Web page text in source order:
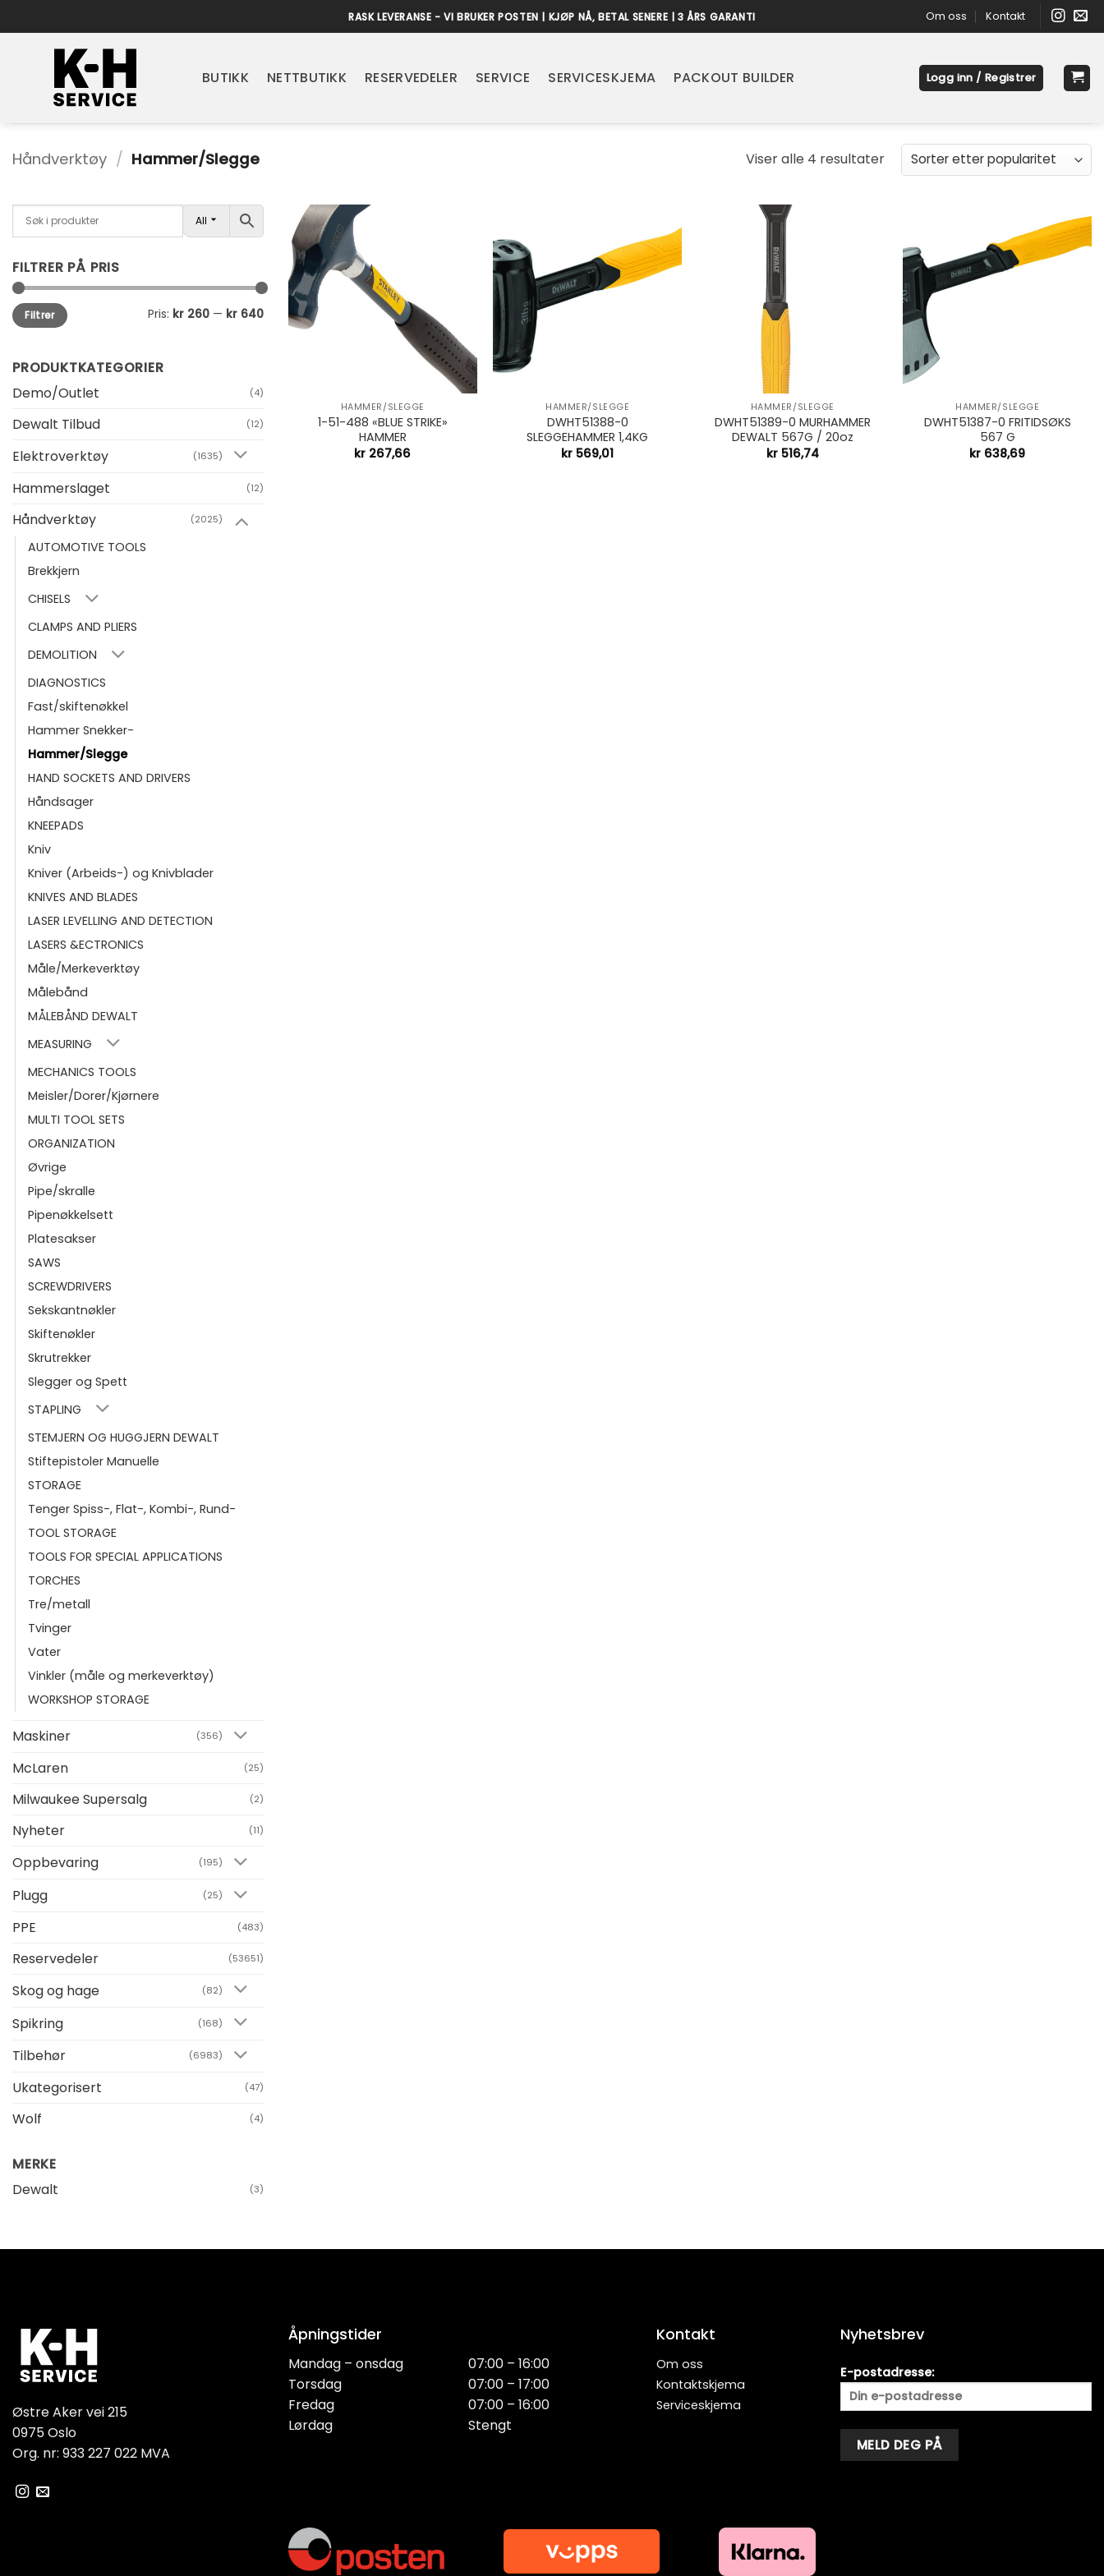
to
RASK LEVERANSE - VI BRUKER POSTEN | KJØP NÅ, BETAL SENERE | 3 ÅRS GARANTI Om oss Kontakt
BUTIKK NETTBUTIKK RESERVEDELER SERVICE SERVICESKJEMA PACKOUT BUILDER Logg inn / Registrer
Håndverktøy / Hammer/Slegge Viser alle 4 resultaterSortert
etter
All
FILTRER PÅ PRIS
Min.
pris
Makspris
Filtrer Pris: kr 260 — kr 640
PRODUKTKATEGORIER
Demo/Outlet
(4)
Dewalt Tilbud (12)
Elektroverktøy (1635)
Hammerslaget (12)
Håndverktøy (2025)
AUTOMOTIVE TOOLS
Brekkjern
CHISELS
CLAMPS AND PLIERS
DEMOLITION
DIAGNOSTICS
Fast/skiftenøkkel
Hammer Snekker-
Hammer/Slegge
HAND SOCKETS AND DRIVERS
Håndsager
KNEEPADS
Kniv
Kniver (Arbeids-) og Knivblader
KNIVES AND BLADES
LASER LEVELLING AND DETECTION
LASERS &ECTRONICS
Måle/Merkeverktøy
Målebånd
MÅLEBÅND DEWALT
MEASURING
MECHANICS TOOLS
Meisler/Dorer/Kjørnere
MULTI TOOL SETS
ORGANIZATION
Øvrige
Pipe/skralle
Pipenøkkelsett
Platesakser
SAWS
SCREWDRIVERS
Sekskantnøkler
Skiftenøkler
Skrutrekker
Slegger og Spett
STAPLING
STEMJERN OG HUGGJERN DEWALT
Stiftepistoler Manuelle
STORAGE
Tenger Spiss-, Flat-, Kombi-, Rund-
TOOL STORAGE
TOOLS FOR SPECIAL APPLICATIONS
TORCHES
Tre/metall
Tvinger
Vater
Vinkler (måle og merkeverktøy)
WORKSHOP STORAGE
Maskiner (356)
McLaren (25)
Milwaukee Supersalg (2)
Nyheter (11)
Oppbevaring (195)
Plugg (25)
PPE (483)
Reservedeler (53651)
Skog og hage (82)
Spikring (168)
Tilbehør (6983)
Ukategorisert (47)
Wolf (4)
MERKE
Dewalt
(3)
HAMMER/SLEGGE
1-51-488 «BLUE STRIKE»
HAMMER
kr 267,66
HAMMER/SLEGGE
DWHT51388-0
SLEGGEHAMMER 1,4KG
kr 569,01
HAMMER/SLEGGE
DWHT51389-0 MURHAMMER
DEWALT 567G / 20oz
kr516,74
+
HAMMER/SLEGGE
DWHT51387-0 FRITIDSØKS
567 G
kr 638,69
Østre Aker vei 215
0975 Oslo
Org. nr: 933 227 022 MVA
Åpningstider
Mandag – onsdag
Torsdag
Fredag
Lørdag
07:00 – 16:00
07:00 – 17:00
07:00 – 16:00
Stengt
Kontakt
Om oss
Kontaktskjema
Serviceskjema
Nyhetsbrev
E-postadresse: